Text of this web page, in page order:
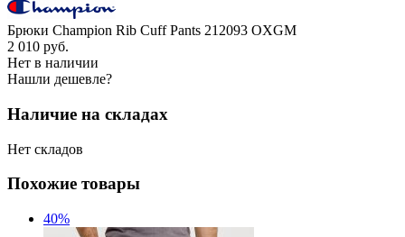
Брюки Champion Rib Cuff Pants 212093 OXGM
2 010 руб.
Нет в наличии
Нашли дешевле?
Наличие на складах
Нет складов
Похожие товары
40%